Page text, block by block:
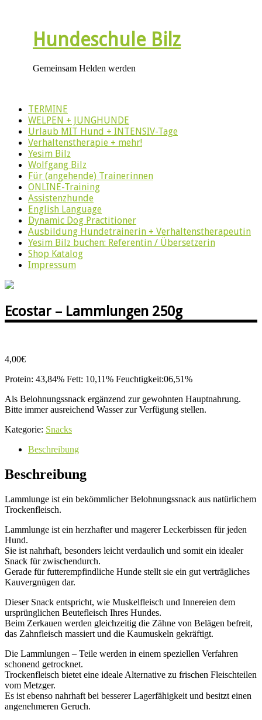
Hundeschule Bilz
Gemeinsam Helden werden
TERMINE
WELPEN + JUNGHUNDE
Urlaub MIT Hund + INTENSIV-Tage
Verhaltenstherapie + mehr!
Yesim Bilz
Wolfgang Bilz
Für (angehende) Trainerinnen
ONLINE-Training
Assistenzhunde
English Language
Dynamic Dog Practitioner
Ausbildung Hundetrainerin + Verhaltenstherapeutin
Yesim Bilz buchen: Referentin / Übersetzerin
Shop Katalog
Impressum
Ecostar – Lammlungen 250g
4,00€
Protein: 43,84% Fett: 10,11% Feuchtigkeit:06,51%
Als Belohnungssnack ergänzend zur gewohnten Hauptnahrung.
Bitte immer ausreichend Wasser zur Verfügung stellen.
Kategorie: Snacks
Beschreibung
Beschreibung
Lammlunge ist ein bekömmlicher Belohnungssnack aus natürlichem
Trockenfleisch.
Lammlunge ist ein herzhafter und magerer Leckerbissen für jeden
Hund.
Sie ist nahrhaft, besonders leicht verdaulich und somit ein idealer
Snack für zwischendurch.
Gerade für futterempfindliche Hunde stellt sie ein gut verträgliches
Kauvergnügen dar.
Dieser Snack entspricht, wie Muskelfleisch und Innereien dem
ursprünglichen Beutefleisch Ihres Hundes.
Beim Zerkauen werden gleichzeitig die Zähne von Belägen befreit,
das Zahnfleisch massiert und die Kaumuskeln gekräftigt.
Die Lammlungen – Teile werden in einem speziellen Verfahren
schonend getrocknet.
Trockenfleisch bietet eine ideale Alternative zu frischen Fleischteilen
vom Metzger.
Es ist ebenso nahrhaft bei besserer Lagerfähigkeit und besitzt einen
angenehmeren Geruch.